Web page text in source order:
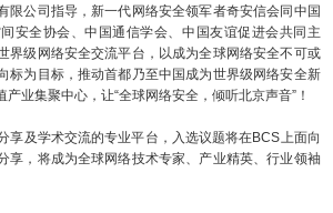
限公司指导，新一代网络安全领军者奇安信会同中国
安全协会、中国通信学会、中国友谊促进会共同主
界级网络安全交流平台，以成为全球网络安全不可或
标为目标，推动首都乃至中国成为世界级网络安全新
业集聚中心，让“全球网络安全，倾听北京声音”！
享及学术交流的专业平台，入选议题将在BCS上面向
享，将成为全球网络技术专家、产业精英、行业领袖